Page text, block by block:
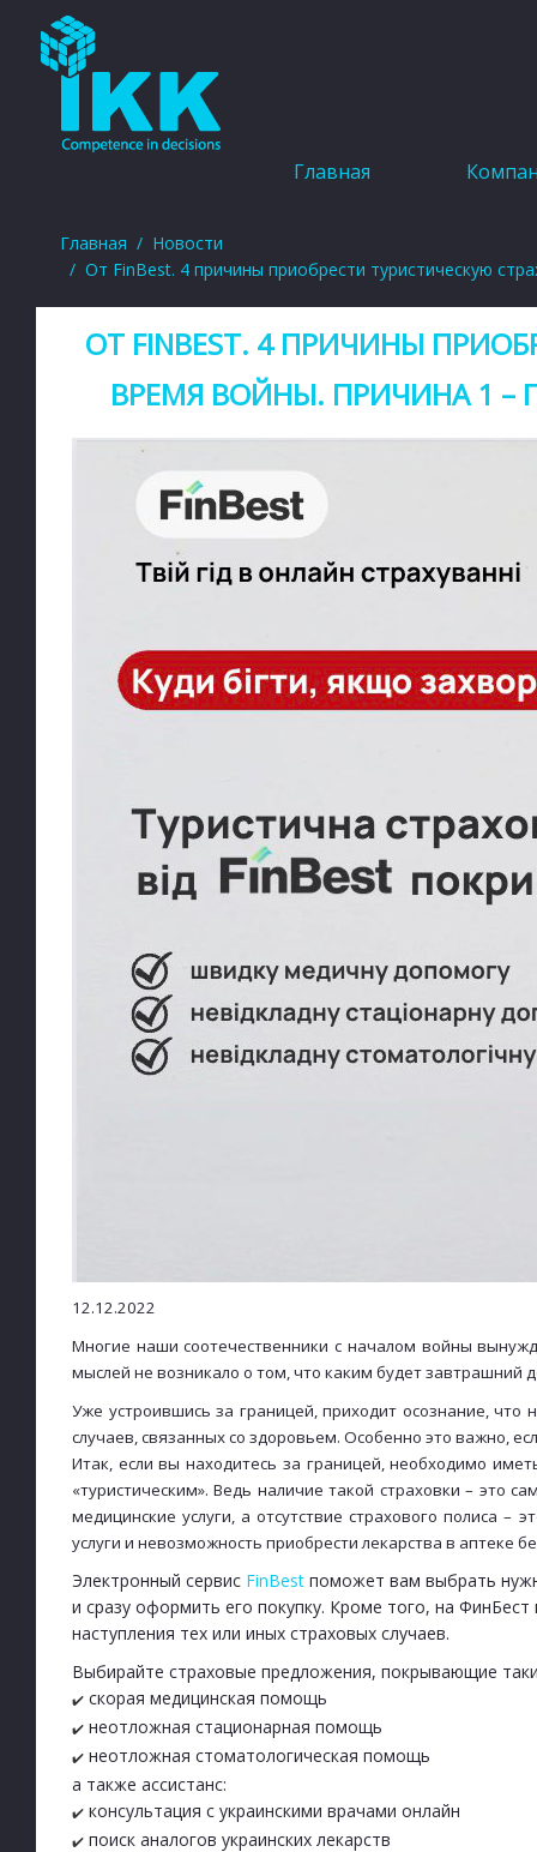
Главная
Главная
Новости
От FinBest. 4 причины приобрести туристическую
ОТ FINBEST. 4 ПРИЧИНЫ
ВРЕМЯ ВОЙНЫ. ПРИЧИНА 1
12.12.2022
Многие наши соотечественники с началом войны
мыслей не возникало о том, что каким будет завтрашний
Уже устроившись за границей, приходит осознание,
случаев, связанных со здоровьем. Особенно это важно,
Итак, если вы находитесь за границей, необходимо
«туристическим». Ведь наличие такой страховки – это
медицинские услуги, а отсутствие страхового полиса
услуги и невозможность приобрести лекарства в аптеке
Электронный сервис FinBest поможет вам выбрать
и сразу оформить его покупку. Кроме того, на
наступления тех или иных страховых случаев.
Выбирайте страховые предложения, покрывающие
✔️ скорая медицинская помощь
✔️ неотложная стационарная помощь
✔️ неотложная стоматологическая помощь
а также ассистанс:
✔️ консультация с украинскими врачами онлайн
✔️ поиск аналогов украинских лекарств